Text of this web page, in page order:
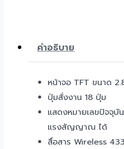
คำอธิบาย
หน้าจอ TFT ขนาด
ปุ่มสั่งงาน 18 ปุ่ม
แสดงหมายเลขปัจจุบั
แรงสัญญาณ ได้
สื่อสาร Wireless